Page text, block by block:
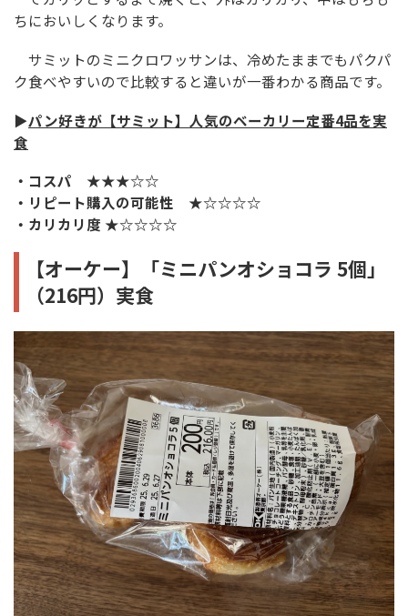
ちにおいしくなります。
サミットのミニクロワッサンは、冷めたままでもパクパ
ク食べやすいので比較すると違いが一番わかる商品です。
▶パン好きが【サミット】人気のベーカリー定番4品を実
食
・コスパ ★★★☆☆
・リピート購入の可能性 ★☆☆☆☆
・カリカリ度 ★☆☆☆☆
【オーケー】「ミニパンオショコラ 5個」
（216円）実食